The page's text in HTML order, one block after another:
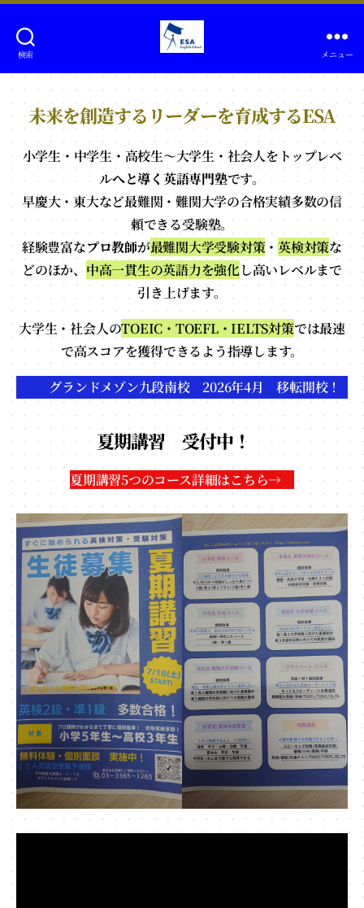
検索
関
大
学
受
験・
一
貫
校
生
の
英
語
力
強
化/
英
検
ー
ESA
公
式
サ
イ
ト
メニュー
未来を創造するリーダーを育成するESA
小学生・中学生・高校生～大学生・社会人をトップレベ
ルへと導く英語専門塾です。
早慶大・東大など最難関・難関大学の合格実績多数の信
頼できる受験塾。
経験豊富なプロ教師が最難関大学受験対策・英検対策な
どのほか、 中高一貫生の英語力を強化し高いレベルまで
引き上げます。
大学生・社会人のTOEIC・TOEFL・IELTS対策では最速
で高スコアを獲得できるよう指導します。
グランドメゾン九段南校 2026年4月 移転開校！
夏期講習 受付中！
夏期講習5つのコース詳細はこちら→